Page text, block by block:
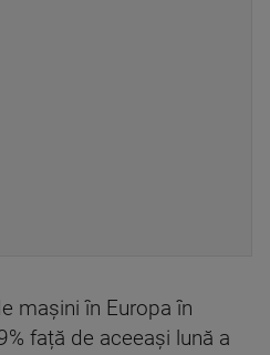
mașini în Europa în
față de aceeași lună a